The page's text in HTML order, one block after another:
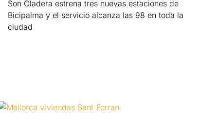
Son Cladera estrena tres nuevas estaciones de
Bicipalma y el servicio alcanza las 98 en toda la
ciudad